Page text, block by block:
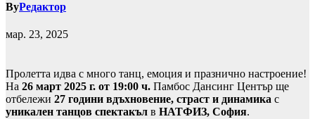
ByРедактор
мар. 23, 2025
Пролетта идва с много танц, емоция и празнично настроение!
На 26 март 2025 г. от 19:00 ч. Памбос Дансинг Център ще
отбележи 27 години вдъхновение, страст и динамика с
уникален танцов спектакъл в НАТФИЗ, София.